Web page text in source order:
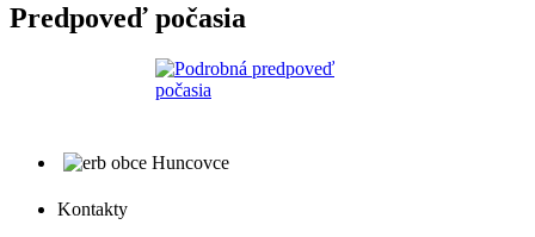
Predpoveď počasia
Kontakty